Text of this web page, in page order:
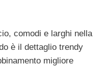
comodi e larghi nella
è il dettaglio trendy
migliore